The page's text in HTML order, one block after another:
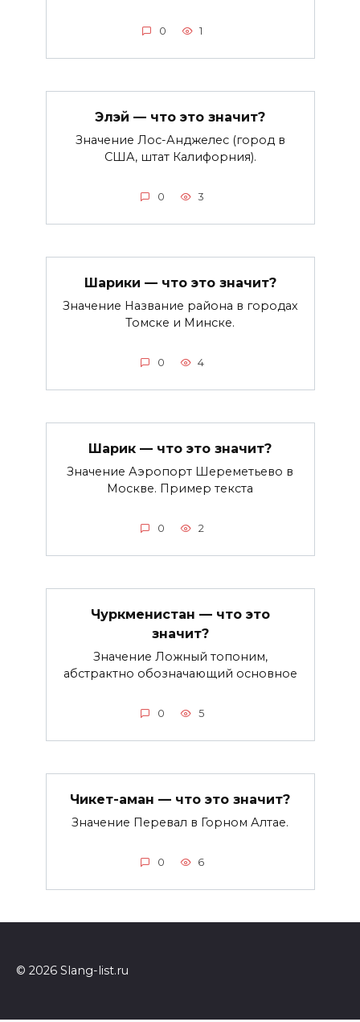
0 1
Элэй — что это значит?
Значение Лос-Анджелес (город в
США, штат Калифорния).
0 3
Шарики — что это значит?
Значение Название района в городах
Томске и Минске.
0 4
Шарик — что это значит?
Значение Аэропорт Шереметьево в
Москве. Пример текста
0 2
Чуркменистан — что это
значит?
Значение Ложный топоним,
абстрактно обозначающий основное
0 5
Чикет-аман — что это значит?
Значение Перевал в Горном Алтае.
0 6
© 2026 Slang-list.ru